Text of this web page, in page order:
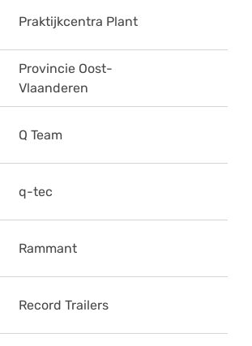
Praktijkcentra Plant
Provincie Oost-
Vlaanderen
Q Team
q-tec
Rammant
Record Trailers